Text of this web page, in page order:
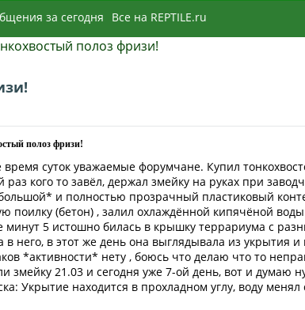
полоз фризи!
полоз фризи!
суток уважаемые форумчане. Купил
раз кого то завёл, держал змейку на руках при
и полностью прозрачный пластиковый
поилку (бетон) , залил охлаждённой кипячёной
минут 5 истошно билась в крышку террариума с
в него, в этот же день она выглядывала из укрытия
*активности* нету , боюсь что делаю что то
змейку 21.03 и сегодня уже 7-ой день, вот и думаю
Укрытие находится в прохладном углу, воду
за сегодня Bсе на REPTILE.ru